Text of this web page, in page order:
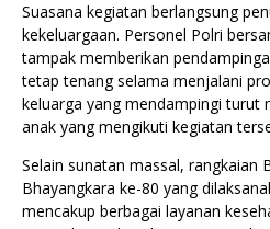
Suasana kegiatan berlangsung
kekeluargaan. Personel Polri
tampak memberikan
tetap tenang selama menjalani
keluarga yang mendampingi turut
anak yang mengikuti kegiatan
Selain sunatan massal, rangkaian
Bhayangkara ke-80 yang
mencakup berbagai layanan